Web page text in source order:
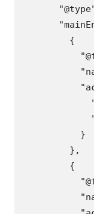
{
}
},
{